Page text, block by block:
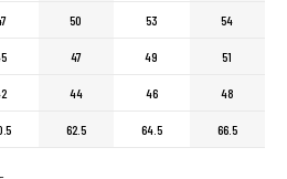
50 53 54
47 49 51
44 46 48
62.5 64.5 66.5